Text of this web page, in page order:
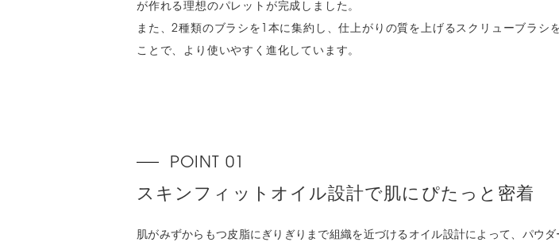
が作れる理想のパレットが完成しました。
また、2種類のブラシを1本に集約し、仕上がりの質を上げるスクリューブラシ
ことで、より使いやすく進化しています。
スキンフィットオイル設計で肌にぴたっと密着
肌がみずからもつ皮脂にぎりぎりまで組織を近づけるオイル設計によって、パウ